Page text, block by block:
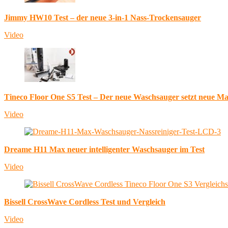
Jimmy HW10 Test – der neue 3-in-1 Nass-Trockensauger
Video
Tineco Floor One S5 Test – Der neue Waschsauger setzt neue
Video
Dreame H11 Max neuer intelligenter Waschsauger im Test
Video
Bissell CrossWave Cordless Test und Vergleich
Video